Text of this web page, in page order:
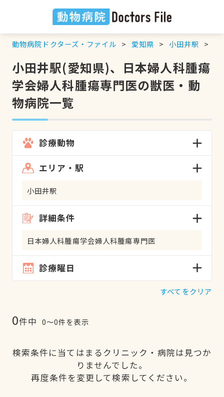
動物病院ドクターズ・ファイル 愛知県 小田井駅
小田井駅(愛知県)、日本婦人科腫瘍
学会婦人科腫瘍専門医の獣医・動
物病院一覧
診療動物
エリア・駅
小田井駅
詳細条件
日本婦人科腫瘍学会婦人科腫瘍専門医
診療曜日
すべてをクリア
0件中 0〜0件を表示
検索条件に当てはまるクリニック・病院は見つか
りませんでした。
再度条件を変更して検索してください。